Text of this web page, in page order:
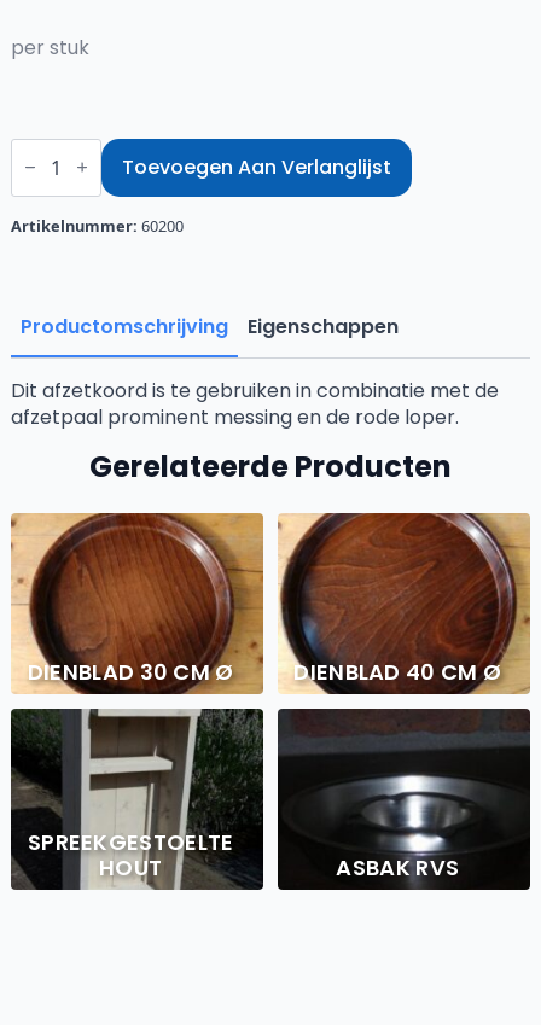
per stuk
Afzetkoord
rood
cm
aantal
Toevoegen Aan Verlanglijst
Artikelnummer: 60200
Productomschrijving Eigenschappen
Dit afzetkoord is te gebruiken in combinatie met de
afzetpaal prominent messing en de rode loper.
Gerelateerde Producten
DIENBLAD 30 CM Ø DIENBLAD 40 CM Ø
SPREEKGESTOELTE
HOUT
ASBAK RVS